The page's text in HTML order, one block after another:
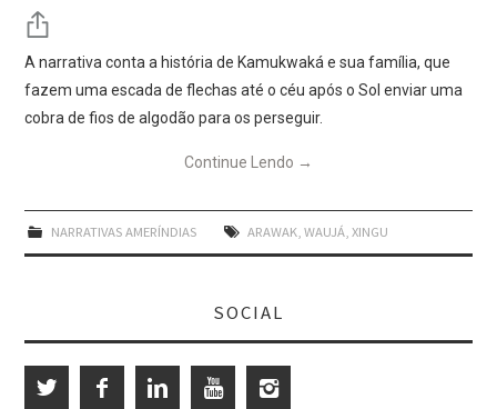
A narrativa conta a história de Kamukwaká e sua família, que
fazem uma escada de flechas até o céu após o Sol enviar uma
cobra de fios de algodão para os perseguir.
Continue Lendo →
NARRATIVAS AMERÍNDIAS ARAWAK, WAUJÁ, XINGU
SOCIAL